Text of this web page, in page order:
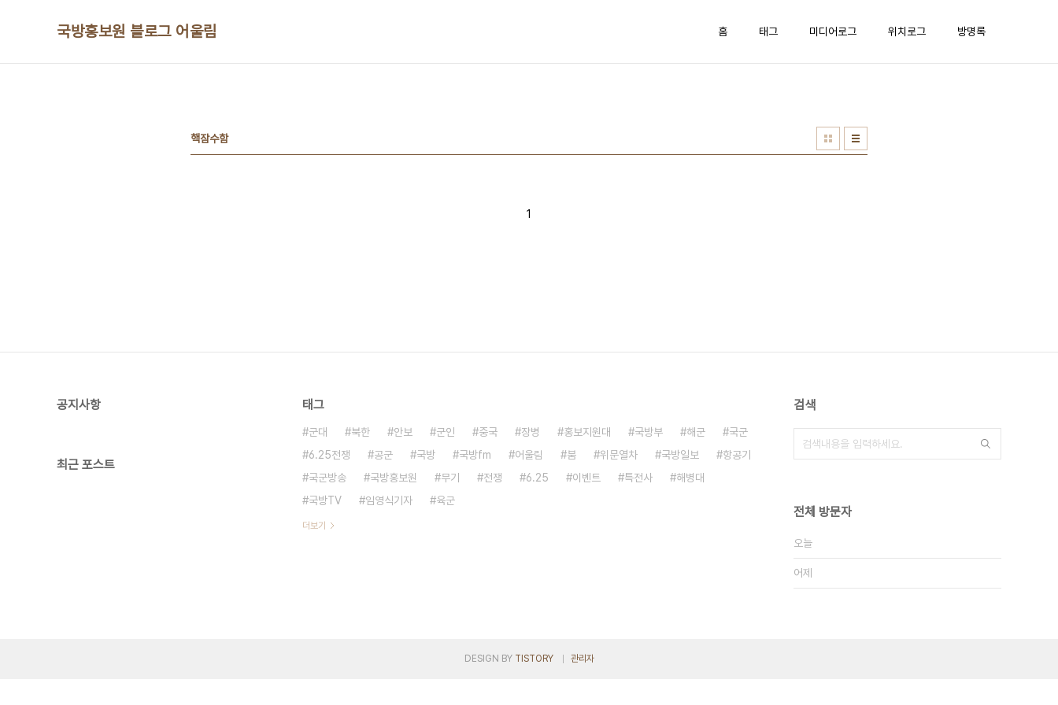
국방홍보원 블로그 어울림 홈 태그 미디어로그 위치로그 방명록
핵잠수함
1
공지사항
최근 포스트
태그
군대 북한 안보 군인 중국 장병 홍보지원대 국방부 해군
국군
6.25전쟁
공군 국방 국방fm 어울림 붐 위문열차 국방일보
항공기
국군방송
국방홍보원 무기 전쟁 6.25 이벤트 특전사
해병대
국방TV
임영식기자 육군
더보기
검색
전체 방문자
오늘
어제
DESIGN BY TISTORY 관리자